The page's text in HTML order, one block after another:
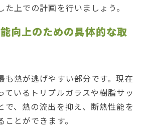
た上での計画を行いましょう。
向上のための具体的な取
も熱が逃げやすい部分です。現在
ているトリプルガラスや樹脂サッ
で、熱の流出を抑え、断熱性能を
とができます。